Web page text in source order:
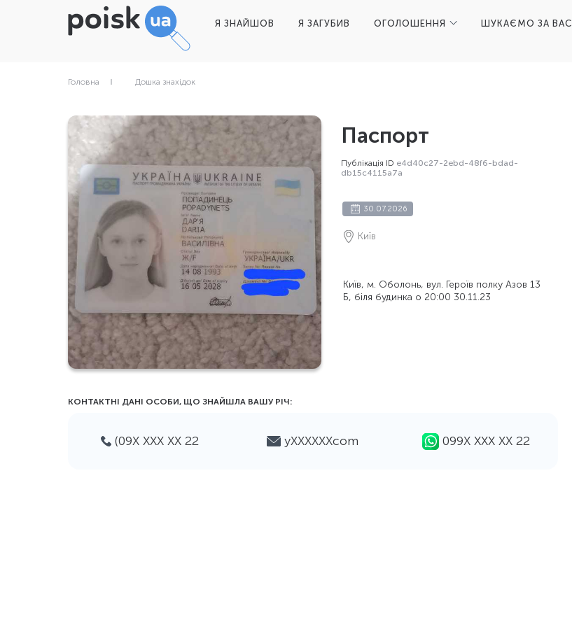
Я ЗНАЙШОВ Я ЗАГУБИВ ОГОЛОШЕННЯ ШУКАЄМО ЗА ВАС
Головна Дошка знахідок
Паспорт
Публікація ID e4d40c27-2ebd-48f6-bdad-
db15c4115a7a
30.07.2026
Київ
Київ, м. Оболонь, вул. Героїв полку Азов 13
Б, біля будинка о 20:00 30.11.23
КОНТАКТНІ ДАНІ ОСОБИ, ЩО ЗНАЙШЛА ВАШУ РIЧ:
(09Х ХХХ ХХ 22 yХХХХХХcom 099Х ХХХ ХХ 22